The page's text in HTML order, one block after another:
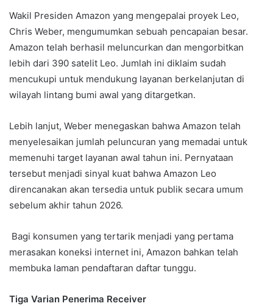
Wakil Presiden Amazon yang mengepalai proyek Leo,
Chris Weber, mengumumkan sebuah pencapaian besar.
Amazon telah berhasil meluncurkan dan mengorbitkan
lebih dari 390 satelit Leo. Jumlah ini diklaim sudah
mencukupi untuk mendukung layanan berkelanjutan di
wilayah lintang bumi awal yang ditargetkan.
Lebih lanjut, Weber menegaskan bahwa Amazon telah
menyelesaikan jumlah peluncuran yang memadai untuk
memenuhi target layanan awal tahun ini. Pernyataan
tersebut menjadi sinyal kuat bahwa Amazon Leo
direncanakan akan tersedia untuk publik secara umum
sebelum akhir tahun 2026.
Bagi konsumen yang tertarik menjadi yang pertama
merasakan koneksi internet ini, Amazon bahkan telah
membuka laman pendaftaran daftar tunggu.
Tiga Varian Penerima Receiver